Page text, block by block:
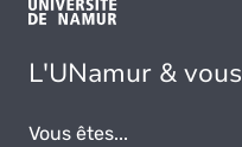
L'UNamur & vous
Vous êtes...